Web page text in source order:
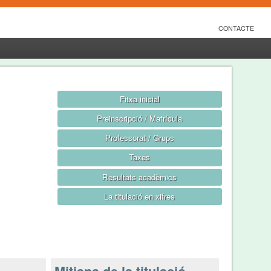
CONTACTE
Fitxa inicial
Preinscripció / Matrícula
Professorat / Grups
Taxes
Resultats acadèmics
La titulació en xifres